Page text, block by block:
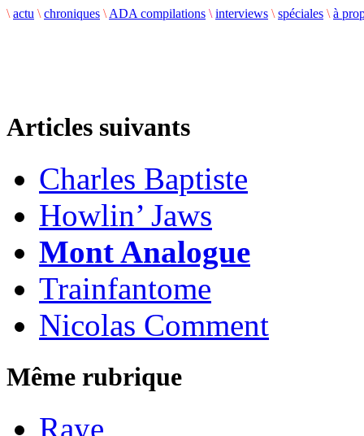
\ actu \ chroniques \ ADA compilations \ interviews \ spéciales \ à
Articles suivants
Charles Baptiste
Howlin’ Jaws
Mont Analogue
Trainfantome
Nicolas Comment
Même rubrique
Raye